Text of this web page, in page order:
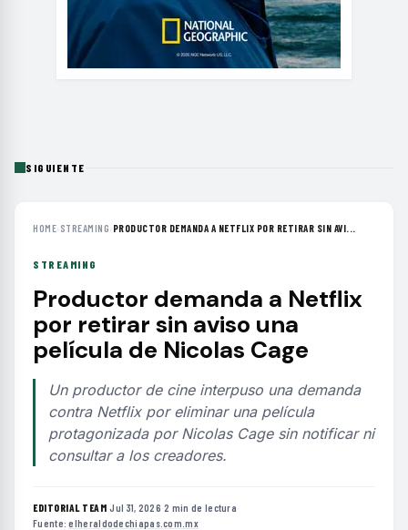
SIGUIENTE
HOME› STREAMING› PRODUCTOR DEMANDA A NETFLIX POR RETIRAR SIN AVI...
STREAMING
Productor demanda a Netflix
por retirar sin aviso una
película de Nicolas Cage
Un productor de cine interpuso una demanda
contra Netflix por eliminar una película
protagonizada por Nicolas Cage sin notificar ni
consultar a los creadores.
EDITORIAL TEAM·Jul 31, 2026·2 min de lectura·
Fuente:elheraldodechiapas.com.mx